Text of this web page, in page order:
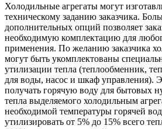
Холодильные агрегаты могут
техническому заданию заказчика.
дополнительных опций позволяет
необходимую комплектацию для
применения. По желанию заказчика
могут быть укомплектованы
утилизации тепла (теплообменник,
для воды, насос и шкаф управления).
получать горячую воду для бытовых
тепла выделяемого холодильным
необходимой температуры горячей
утилизировать от 5% до 15% всего